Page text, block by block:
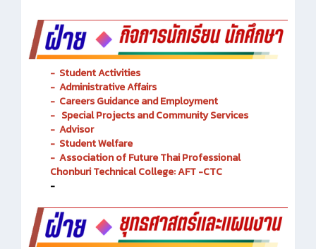
- Student Activities
- Administrative Affairs
- Careers Guidance and Employment
- Special Projects and Community Services
- Advisor
- Student Welfare
- Association of Future Thai Professional
Chonburi Technical College: AFT -CTC
-